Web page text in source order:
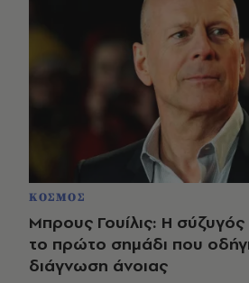
ΚΟΣΜΟΣ
Μπρους Γουίλις: Η
το πρώτο σημάδι που
διάγνωση άνοιας